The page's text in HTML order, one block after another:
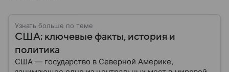
Узнать больше по теме
США: ключевые факты, история и
политика
США — государство в Северной Америке,